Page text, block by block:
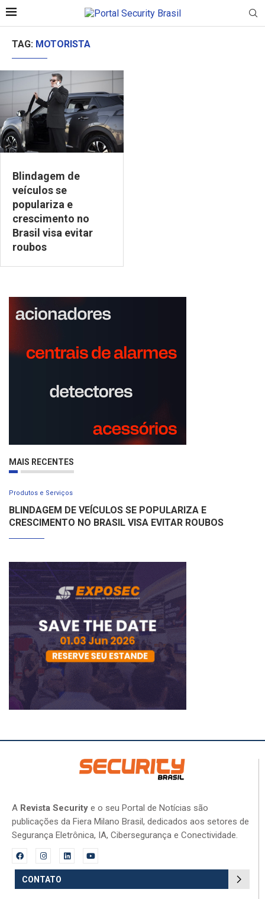
TAG: MOTORISTA
Blindagem de
veículos se
populariza e
crescimento no
Brasil visa evitar
roubos
MAIS RECENTES
Produtos e Serviços
BLINDAGEM DE VEÍCULOS SE POPULARIZA E
CRESCIMENTO NO BRASIL VISA EVITAR ROUBOS
A Revista Security e o seu Portal de Notícias são
publicações da Fiera Milano Brasil, dedicados aos setores de
Segurança Eletrônica, IA, Cibersegurança e Conectividade.
CONTATO